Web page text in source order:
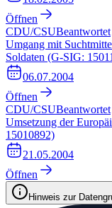
Öffnen
CDU/CSUBeantwortet
Umgang mit
Soldaten (G-SIG:
06.07.2004
Öffnen
CDU/CSUBeantwortet
Umsetzung der
15010892)
21.05.2004
Öffnen
Hinweis zur